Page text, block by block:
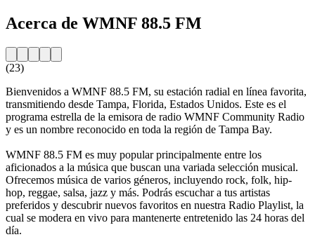
Acerca de WMNF 88.5 FM
(23)
Bienvenidos a WMNF 88.5 FM, su estación radial en línea favorita,
transmitiendo desde Tampa, Florida, Estados Unidos. Este es el
programa estrella de la emisora de radio WMNF Community Radio
y es un nombre reconocido en toda la región de Tampa Bay.
WMNF 88.5 FM es muy popular principalmente entre los
aficionados a la música que buscan una variada selección musical.
Ofrecemos música de varios géneros, incluyendo rock, folk, hip-
hop, reggae, salsa, jazz y más. Podrás escuchar a tus artistas
preferidos y descubrir nuevos favoritos en nuestra Radio Playlist, la
cual se modera en vivo para mantenerte entretenido las 24 horas del
día.